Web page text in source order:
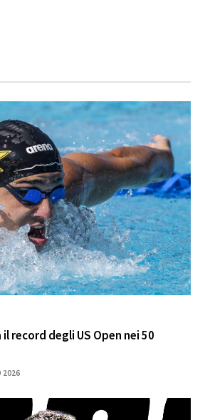
record degli US Open nei 50
2026